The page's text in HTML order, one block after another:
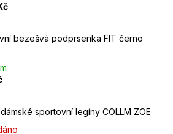
bezešvá podprsenka FIT černo
sportovní legíny COLLM ZOE